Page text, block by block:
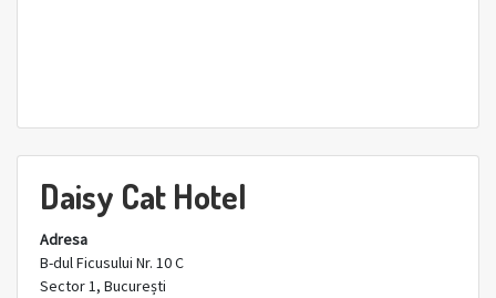
Daisy Cat Hotel
Adresa
B-dul Ficusului Nr. 10 C
Sector 1, București